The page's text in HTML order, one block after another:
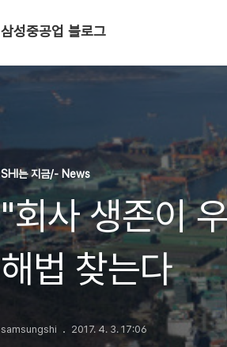
삼성중공업 블로그
SHI는 지금/- News
"회사 생존이
해법 찾는다
samsungshi 2017. 4. 3. 17:06